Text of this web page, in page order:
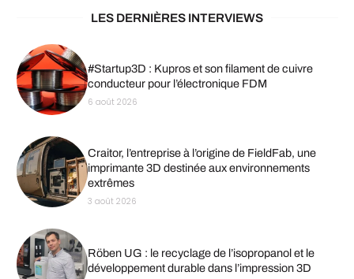
LES DERNIÈRES INTERVIEWS
#Startup3D : Kupros et son filament de cuivre
conducteur pour l’électronique FDM
6 août 2026
Craitor, l’entreprise à l’origine de FieldFab, une
imprimante 3D destinée aux environnements
extrêmes
3 août 2026
Röben UG : le recyclage de l’isopropanol et le
développement durable dans l’impression 3D